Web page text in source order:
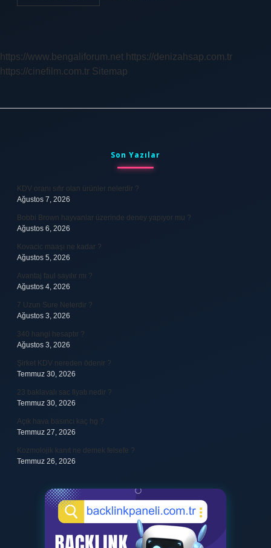
Hastaları
https://www.bengaliforum.net https://denizahsap.com.tr
https://cinefilm.com.tr Sitemap
Son Yazılar
KDV oranı sıfır olan ürünler nelerdir ?
Ağustos 7, 2026
Bobbi Brown hayvanlar üzerinde deney yapıyor mu ?
Ağustos 6, 2026
Kovacic maaşı ne kadar ?
Ağustos 5, 2026
Avantaj faul sayılır mı ?
Ağustos 4, 2026
7 Uzun Sure Nelerdir ?
Ağustos 3, 2026
340 hangi hesaptır ?
Ağustos 3, 2026
Şirket KDV nereden ödenir ?
Temmuz 30, 2026
23 baklavalı sac fiyatı nedir ?
Temmuz 30, 2026
Açık hava basıncı kaç hg ?
Temmuz 27, 2026
Kozmolojik kanıt ne demek felsefe ?
Temmuz 26, 2026